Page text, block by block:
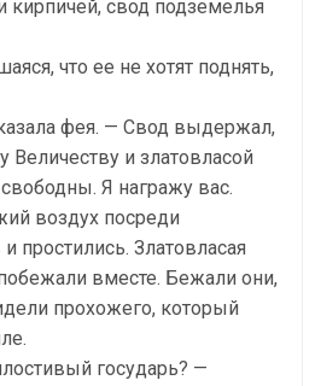
свод подземелья
что ее не хотят поднять,
фея. — Свод выдержал,
Величеству и златовласой
Я награжу вас.
воздух посреди
простились. Златовласая
вместе. Бежали они,
прохожего, который
государь? —